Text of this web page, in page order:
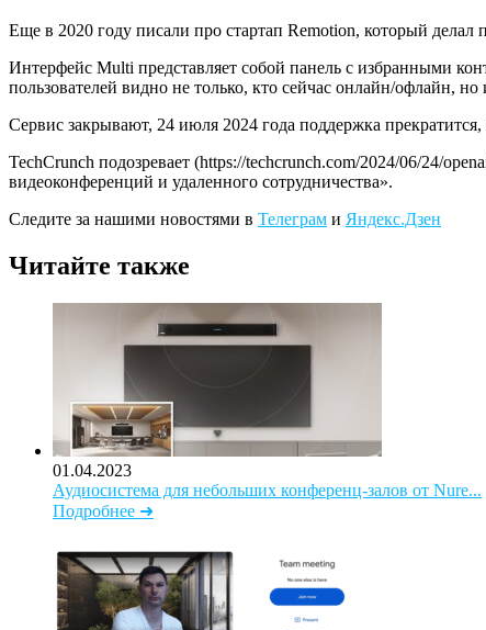
Еще в 2020 году писали про стартап Remotion, который делал
Интерфейс Multi представляет собой панель с избранными
пользователей видно не только, кто сейчас онлайн/офлайн, но
Сервис закрывают, 24 июля 2024 года поддержка
TechCrunch подозревает (https://techcrunch.com/2024/06/24/
видеоконференций и удаленного сотрудничества».
Следите за нашими новостями в Телеграм и Яндекс.Дзен
Читайте также
01.04.2023
Аудиосистема для небольших конференц-залов от Nure...
Подробнее ➜